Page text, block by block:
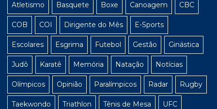
Atletismo Basquete Boxe Canoagem CBC
COB COI Dirigente do Mês E-Sports
Escolares Esgrima Futebol Gestão Ginástica
Judô Karatê Memória Natação Notícias
Olímpicos Opinião Paralímpicos Radar Rugby
Taekwondo Triathlon Tênis de Mesa UFC